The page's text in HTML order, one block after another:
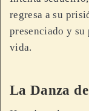
regresa a su
presenciado y
vida.
La Danza